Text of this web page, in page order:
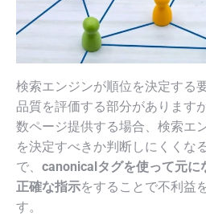
検索エンジンが順位を決定する
品質を評価する部分があります
数ページ提供する場合、検索エ
を決定すべきか判断しにくくな
で、 canonicalタグを使って元に
正確な指示をすることで不利益
す。